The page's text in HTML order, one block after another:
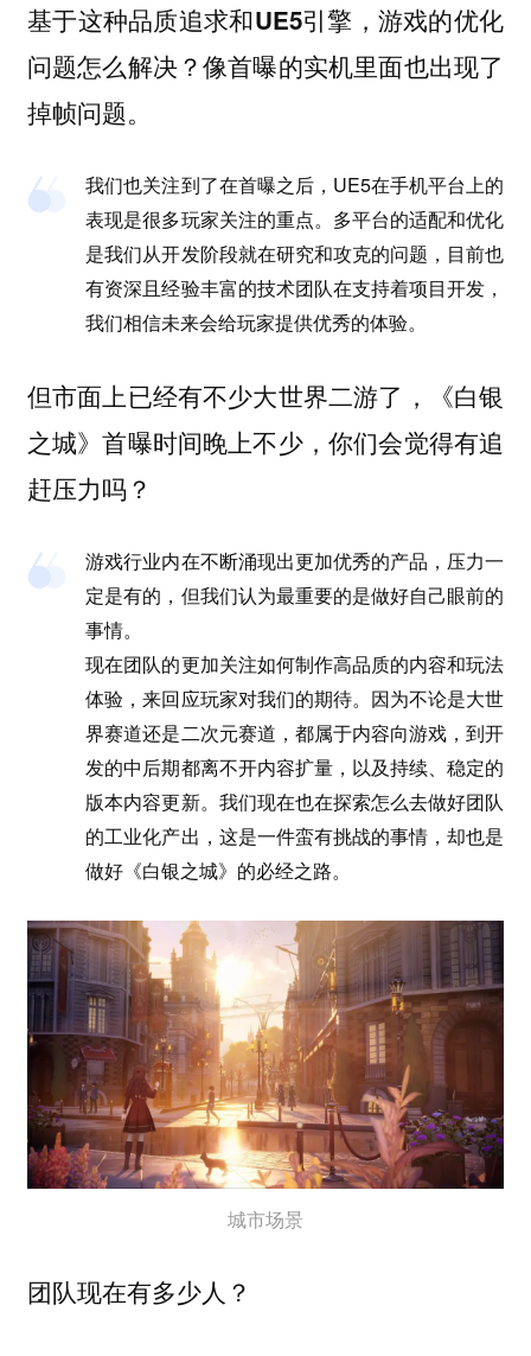
基于这种品质追求和UE5引擎，游戏的优化
问题怎么解决？像首曝的实机里面也出现了
掉帧问题。
我们也关注到了在首曝之后，UE5在手机平台上的
表现是很多玩家关注的重点。多平台的适配和优化
是我们从开发阶段就在研究和攻克的问题，目前也
有资深且经验丰富的技术团队在支持着项目开发，
我们相信未来会给玩家提供优秀的体验。
但市面上已经有不少大世界二游了，《白银
之城》首曝时间晚上不少，你们会觉得有追
赶压力吗？
游戏行业内在不断涌现出更加优秀的产品，压力一
定是有的，但我们认为最重要的是做好自己眼前的
事情。
现在团队的更加关注如何制作高品质的内容和玩法
体验，来回应玩家对我们的期待。因为不论是大世
界赛道还是二次元赛道，都属于内容向游戏，到开
发的中后期都离不开内容扩量，以及持续、稳定的
版本内容更新。我们现在也在探索怎么去做好团队
的工业化产出，这是一件蛮有挑战的事情，却也是
做好《白银之城》的必经之路。
城市场景
团队现在有多少人？